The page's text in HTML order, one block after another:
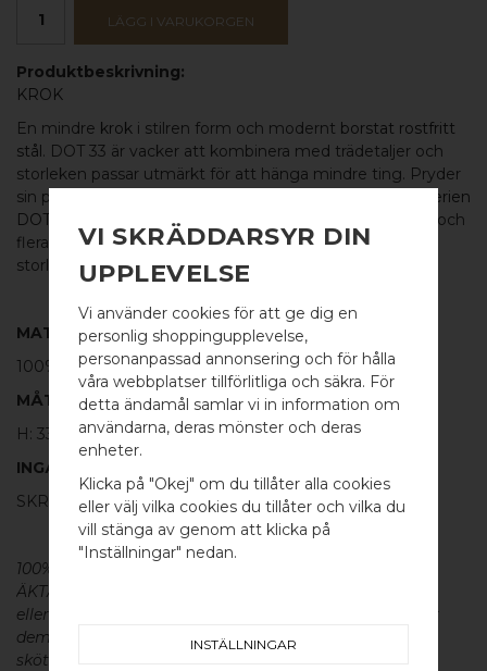
WELCOME TO
BB SWEDEN HARDWARE
Välj land / Choose country
LÄGG I VARUKORGEN
Produktbeskrivning:
KROK
En mindre krok i stilren form och modernt borstat rostfritt
stål. DOT 33 är vacker att kombinera med trädetaljer och
storleken passar utmärkt för att hänga mindre ting. Pryder
sin plats i sovrum, kök, hall, vardagsum eller badrum. I
serien
DOT
finns även proportionerligt kortare knoppar/krokar och
flera olika storlekar. Dessutom finns i serien tre olika
storlekar på glasdörrsknopp för t.ex. dusch.
MATERIAL
100%
BORSTAT ROSTFRITT STÅL
MÅTT
H: 33MM Ø: 18MM
INGÅR
SKRUVSTIFT FÖR VÄGG: M4 X 40MM - 1 ST
100% ÄKTA METALL - Alla våra beslag är tillverkade av
ÄKTA massiv mässing, koppar, rostfritt stål
eller aluminium utan metallisk ytbehandling, vilket ger
dem en väldigt lång livslängd och vacker patina. För
skötsel av våra produkter läs mer
VI SKRÄDDARSYR DIN
UPPLEVELSE
Vi använder cookies för att ge dig en
personlig shoppingupplevelse,
personanpassad annonsering och för hålla
våra webbplatser tillförlitliga och säkra. För
detta ändamål samlar vi in information om
användarna, deras mönster och deras
enheter.
Klicka på "Okej" om du tillåter alla cookies
eller välj vilka cookies du tillåter och vilka du
vill stänga av genom att klicka på
"Inställningar" nedan.
INSTÄLLNINGAR